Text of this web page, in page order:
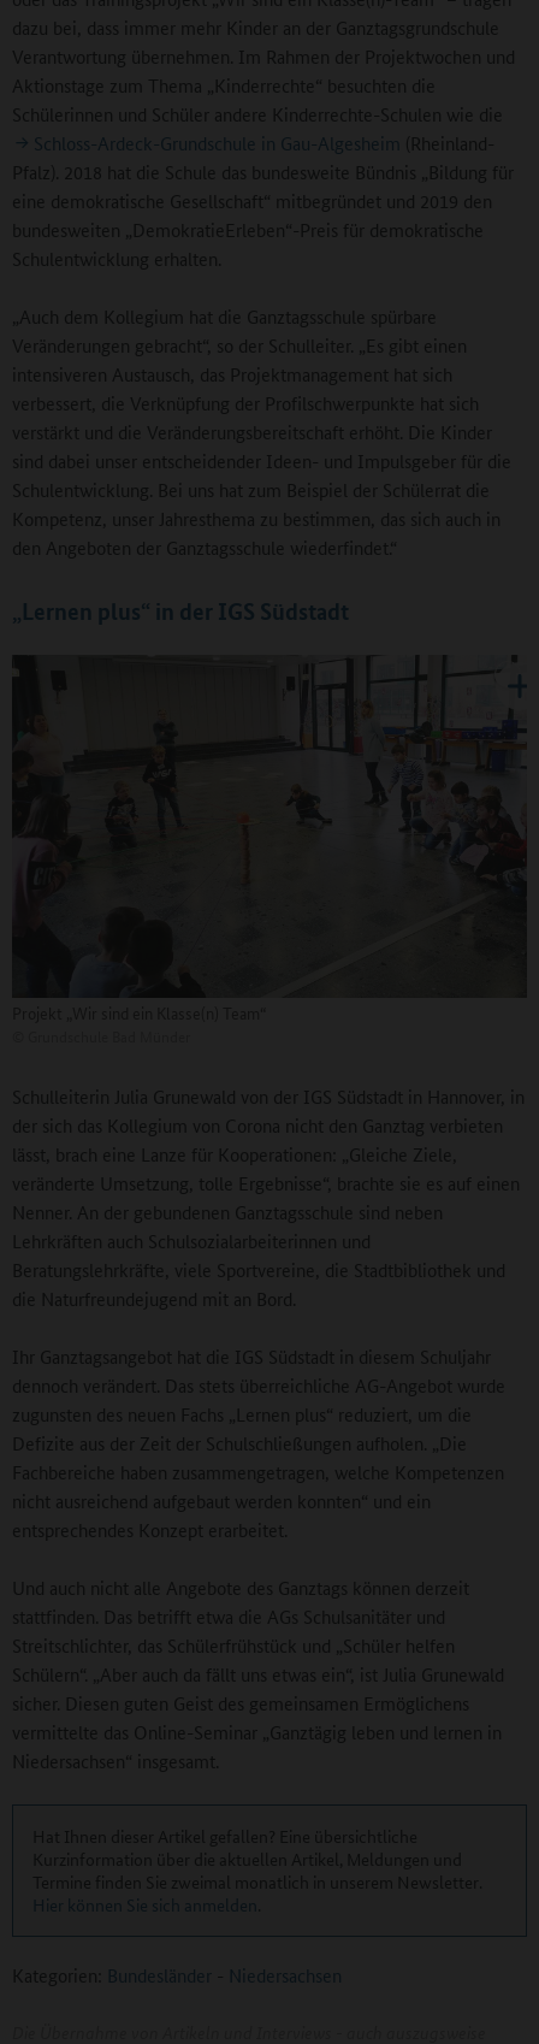
dazu bei, dass immer mehr Kinder an der Ganztagsgrundschule
Verantwortung übernehmen. Im Rahmen der Projektwochen und
Aktionstage zum Thema „Kinderrechte“ besuchten die
Schülerinnen und Schüler andere Kinderrechte-Schulen wie die
Schloss-Ardeck-Grundschule in Gau-Algesheim (Rheinland-
Pfalz). 2018 hat die Schule das bundesweite Bündnis „Bildung für
eine demokratische Gesellschaft“ mitbegründet und 2019 den
bundesweiten „DemokratieErleben“-Preis für demokratische
Schulentwicklung erhalten.
„Auch dem Kollegium hat die Ganztagsschule spürbare
Veränderungen gebracht“, so der Schulleiter. „Es gibt einen
intensiveren Austausch, das Projektmanagement hat sich
verbessert, die Verknüpfung der Profilschwerpunkte hat sich
verstärkt und die Veränderungsbereitschaft erhöht. Die Kinder
sind dabei unser entscheidender Ideen- und Impulsgeber für die
Schulentwicklung. Bei uns hat zum Beispiel der Schülerrat die
Kompetenz, unser Jahresthema zu bestimmen, das sich auch in
den Angeboten der Ganztagsschule wiederfindet.“
„Lernen plus“ in der IGS Südstadt
Schulleiterin Julia Grunewald von der IGS Südstadt in Hannover, in
der sich das Kollegium von Corona nicht den Ganztag verbieten
lässt, brach eine Lanze für Kooperationen: „Gleiche Ziele,
veränderte Umsetzung, tolle Ergebnisse“, brachte sie es auf einen
Nenner. An der gebundenen Ganztagsschule sind neben
Lehrkräften auch Schulsozialarbeiterinnen und
Beratungslehrkräfte, viele Sportvereine, die Stadtbibliothek und
die Naturfreundejugend mit an Bord.
Ihr Ganztagsangebot hat die IGS Südstadt in diesem Schuljahr
dennoch verändert. Das stets überreichliche AG-Angebot wurde
zugunsten des neuen Fachs „Lernen plus“ reduziert, um die
Defizite aus der Zeit der Schulschließungen aufholen. „Die
Fachbereiche haben zusammengetragen, welche Kompetenzen
nicht ausreichend aufgebaut werden konnten“ und ein
entsprechendes Konzept erarbeitet.
Und auch nicht alle Angebote des Ganztags können derzeit
stattfinden. Das betrifft etwa die AGs Schulsanitäter und
Streitschlichter, das Schülerfrühstück und „Schüler helfen
Schülern“. „Aber auch da fällt uns etwas ein“, ist Julia Grunewald
sicher. Diesen guten Geist des gemeinsamen Ermöglichens
vermittelte das Online-Seminar „Ganztägig leben und lernen in
Niedersachsen“ insgesamt.
Hier können Sie sich anmelden
Kategorien: Bundesländer - Niedersachsen